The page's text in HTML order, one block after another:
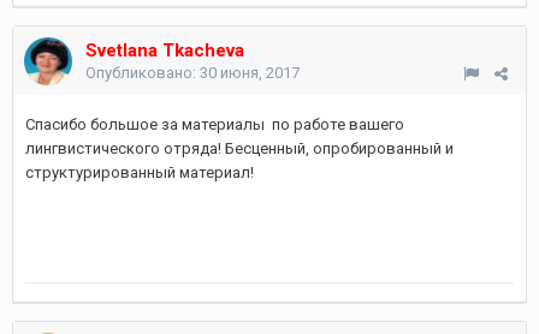
Svetlana Tkacheva
Опубликовано: 30 июня, 2017
Спасибо большое за материалы по работе вашего
лингвистического отряда! Бесценный, опробированный и
структурированный материал!